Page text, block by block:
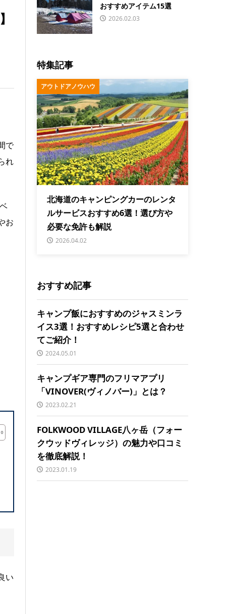
で
れ
お
い
おすすめアイテム15選
2026.02.03
特集記事
アウトドアノウハウ
北海道のキャンピングカーのレンタ
ルサービスおすすめ6選！選び方や
必要な免許も解説
2026.04.02
おすすめ記事
キャンプ飯におすすめのジャスミンラ
イス3選！おすすめレシピ5選と合わせ
てご紹介！
2024.05.01
キャンプギア専門のフリマアプリ
「VINOVER(ヴィノバー)」とは？
2023.02.21
FOLKWOOD VILLAGE八ヶ岳（フォー
クウッドヴィレッジ）の魅力や口コミ
を徹底解説！
2023.01.19